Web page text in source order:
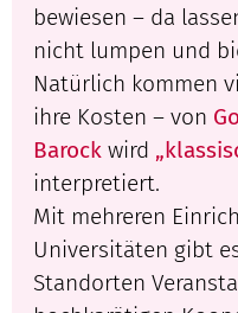
bewiesen – da
nicht lumpen und
Natürlich kommen
ihre Kosten – von
Barock wird
interpretiert.
Mit mehreren
Universitäten gibt
Standorten